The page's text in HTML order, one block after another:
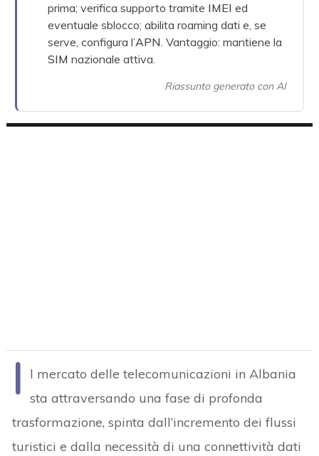
prima; verifica supporto tramite IMEI ed
eventuale sblocco; abilita roaming dati e, se
serve, configura l’APN. Vantaggio: mantiene la
SIM nazionale attiva.
Riassunto generato con AI
I
l mercato delle telecomunicazioni in Albania
sta attraversando una fase di profonda
trasformazione, spinta dall’incremento dei flussi
turistici e dalla necessità di una connettività dati